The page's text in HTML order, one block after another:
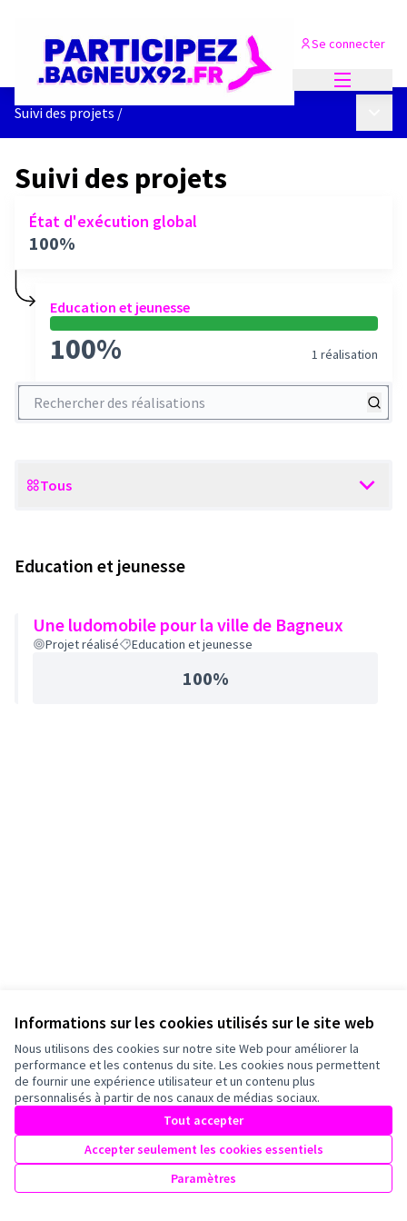
Informations sur les cookies utilisés sur le site web
Nous utilisons des cookies sur notre site Web pour améliorer la
performance et les contenus du site. Les cookies nous permettent
de fournir une expérience utilisateur et un contenu plus
personnalisés à partir de nos canaux de médias sociaux.
Tout accepter
Accepter seulement les cookies essentiels
Paramètres
Se connecter
Suivi des projets /
Suivi des projets
État d'exécution global
100%
Education et jeunesse
100% 1 réalisation
Rechercher des réalisations
Scope
Tous
Education et jeunesse
Une ludomobile pour la ville de Bagneux
Projet réalisé Education et jeunesse
100%